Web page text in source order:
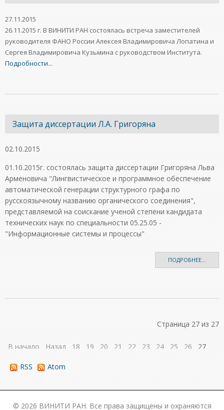
27.11.2015
26.11.2015 г. В ВИНИТИ РАН состоялась встреча заместителей
руководителя ФАНО России Алексея Владимировича Лопатина и
Сергея Владимировича Кузьмина с руководством Института.
Подробности...
Защита диссертации Л.А. Григоряна
02.10.2015
01.10.2015г. состоялась защита диссертации Григоряна Льва
Арменовича "Лингвистическое и программное обеспечение
автоматической генерации структурного графа по
русскоязычному названию органического соединения",
представляемой на соискание ученой степени кандидата
технических наук по специальности 05.25.05 -
"Информационные системы и процессы"
ПОДРОБНЕЕ...
Страница 27 из 27
В начало Назад 18 19 20 21 22 23 24 25 26
27
Вперед
В конец
RSS Atom
© 2026 ВИНИТИ РАН. Все права защищены и охраняются